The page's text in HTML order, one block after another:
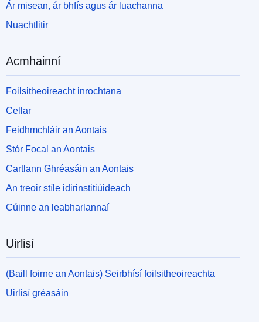
Ár misean, ár bhfís agus ár luachanna
Nuachtlitir
Acmhainní
Foilsitheoireacht inrochtana
Cellar
Feidhmchláir an Aontais
Stór Focal an Aontais
Cartlann Ghréasáin an Aontais
An treoir stíle idirinstitiúideach
Cúinne an leabharlannaí
Uirlisí
(Baill foirne an Aontais) Seirbhísí foilsitheoireachta
Uirlisí gréasáin